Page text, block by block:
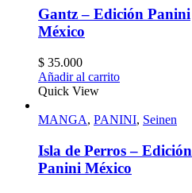
Gantz – Edición Panini
México
$ 35.000
Añadir al carrito
Quick View
MANGA, PANINI, Seinen
Isla de Perros – Edición
Panini México